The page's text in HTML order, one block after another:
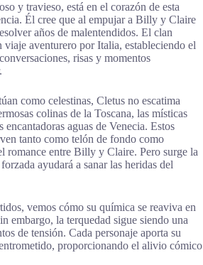
y travieso, está en el corazón de esta
Él cree que al empujar a Billy y Claire
años de malentendidos. El clan
viaje aventurero por Italia, estableciendo el
risas y momentos
como celestinas, Cletus no escatima
colinas de la Toscana, las místicas
encantadoras aguas de Venecia. Estos
tanto como telón de fondo como
romance entre Billy y Claire. Pero surge la
ayudará a sanar las heridas del
vemos cómo su química se reaviva en
embargo, la terquedad sigue siendo una
de tensión. Cada personaje aporta su
proporcionando el alivio cómico